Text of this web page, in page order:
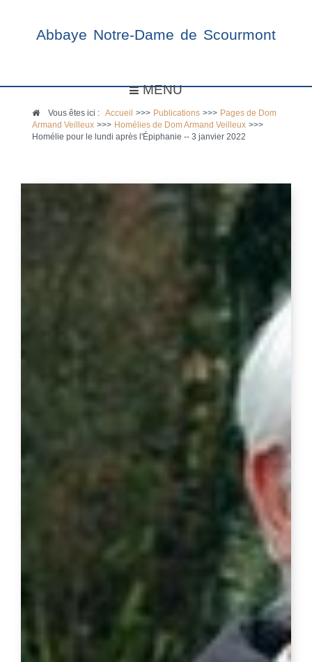
Abbaye Notre-Dame de Scourmont
MENU
Vous êtes ici :Accueil >>> Publications >>> Pages de Dom
Armand Veilleux >>> Homélies de Dom Armand Veilleux >>>
Homélie pour le lundi après l'Épiphanie -- 3 janvier 2022